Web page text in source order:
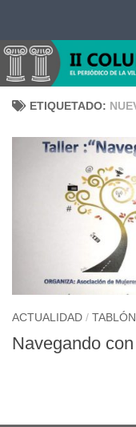
ETIQUETADO:
ACTUALIDAD /
Navegando